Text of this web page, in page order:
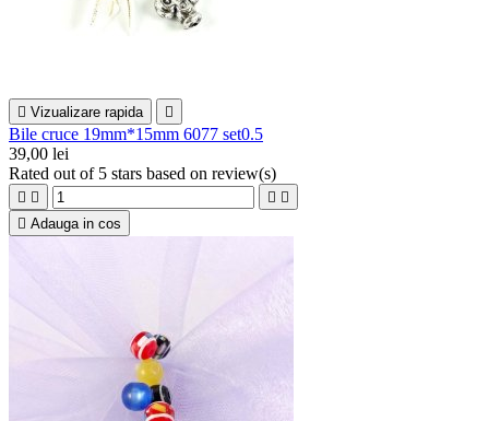
 Vizualizare rapida 
Bile cruce 19mm*15mm 6077 set0.5
39,00 lei
Rated out of 5 stars based on review(s)
   
 Adauga in cos